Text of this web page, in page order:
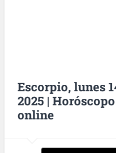
Escorpio, lunes
2025 |
online